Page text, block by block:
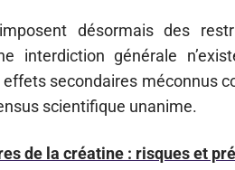
désormais des
interdiction générale
secondaires méconnus
scientifique unanime.
de la créatine : risques et